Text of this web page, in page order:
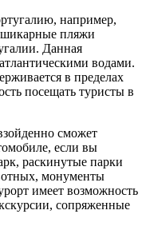
например,
пляжи
Данная
водами.
в пределах
посещать туристы в
сможет
если вы
раскинутые парки
монументы
имеет возможность
сопряженные